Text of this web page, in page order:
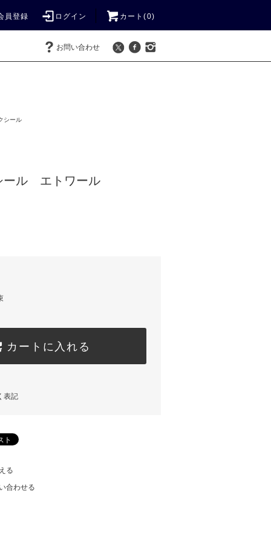
員登録 ログイン カート(0)
お問い合わせ
シール
ール エトワール
カートに入れる
表記
る
合わせる